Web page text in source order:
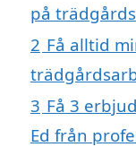
på
2 Få alltid
3 Få 3
Ed från